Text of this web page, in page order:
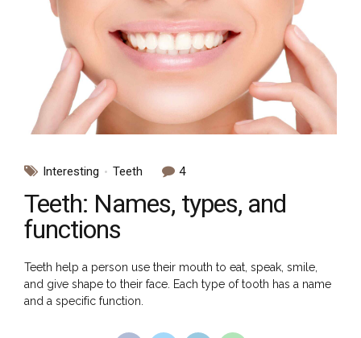
Interesting Teeth 4
Teeth: Names, types, and
functions
Teeth help a person use their mouth to eat, speak, smile,
and give shape to their face. Each type of tooth has a name
and a specific function.